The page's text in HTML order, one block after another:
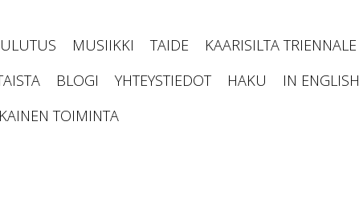
MUSIIKKI TAIDE KAARISILTA TRIENNALE
BLOGI YHTEYSTIEDOT HAKU IN ENGLISH
TOIMINTA